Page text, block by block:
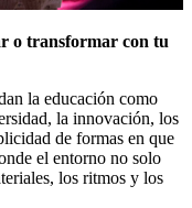
o transformar con tu
la educación como
la innovación, los
de formas en que
el entorno no solo
los ritmos y los